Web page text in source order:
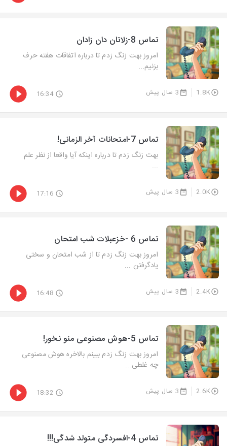
تماس 8-زلاتان دان زادان
امروز بهت زنگ زدم تا درباره اتفاقات هفته حرف
بزنیم...
1.8K 3 سال پیش 16:34
تماس 7-امتحانات آخر الزمانی!
بهت زنگ زدم تا درباره اینکه آیا واقعا از نظر علم
...
2.0K 3 سال پیش 17:16
تماس 6 -خزعبلات شب امتحان
امروز بهت زنگ زدم تا از شب امتحان و سختی
یادگرفتن ...
2.4K 3 سال پیش 16:48
تماس 5-هوش مصنوعی منو نخور!
امروز بهت زنگ زدم ببینم بالاخره هوش مصنوعی
چه غلطی...
2.6K 3 سال پیش 18:32
تماس 4-افسردگی متولد شدگی!!!